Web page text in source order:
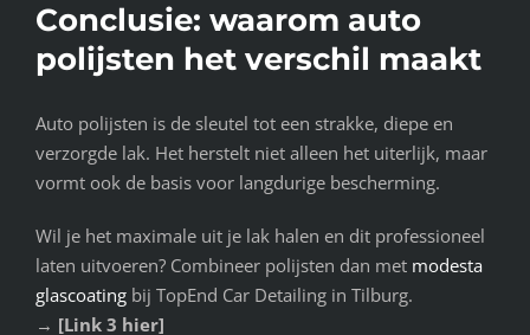
Conclusie: waarom auto
polijsten het verschil maakt
Auto polijsten is de sleutel tot een strakke, diepe en
verzorgde lak. Het herstelt niet alleen het uiterlijk, maar
vormt ook de basis voor langdurige bescherming.
Wil je het maximale uit je lak halen en dit professioneel
laten uitvoeren? Combineer polijsten dan met modesta
glascoating bij TopEnd Car Detailing in Tilburg.
→ [Link 3 hier]